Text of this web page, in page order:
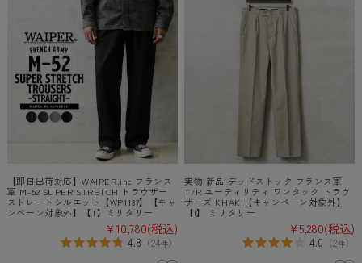
【即日出荷対応】WAIPER.inc フランス
軍 M-52 SUPER STRETCH トラウザー
ストレートシルエット【WP1137】【キャ
ンペーン対象外】【T】ミリタリー
¥10,780(税込)
4.8 （24件）
実物 新品 デッドストック フランス軍
T/R ユーティリティ ワンタック トラウ
ザーズ KHAKI【キャンペーン対象外】
【I】 ミリタリー
¥5,280(税込)
4.0 （2件）